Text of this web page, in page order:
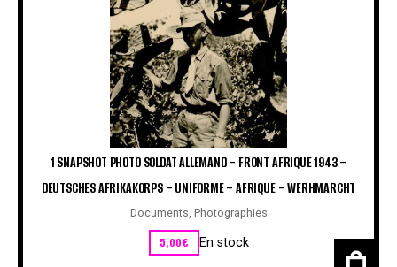
1 SNAPSHOT PHOTO SOLDAT ALLEMAND – FRONT AFRIQUE 1943 –
DEUTSCHES AFRIKAKORPS – UNIFORME – AFRIQUE – WERHMARCHT
Documents, Photographies
5,00€ En stock